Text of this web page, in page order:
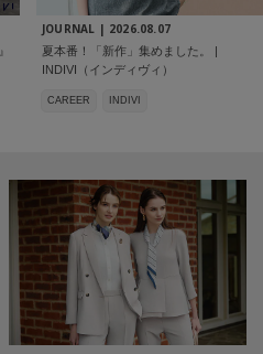
JOURNAL | 2026.08.07
夏本番！「新作」集めました。 |
INDIVI（インディヴィ）
CAREER INDIVI